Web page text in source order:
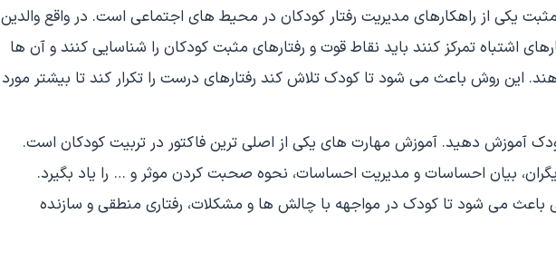
یکی از راهکارهای مدیریت رفتار کودکان در محیط های اجتماعی است. در واقع والدین
اشتباه تمرکز کنند باید نقاط قوت و رفتارهای مثبت کودکان را شناسایی کنند و آن ها
این روش باعث می شود تا کودک تلاش کند رفتارهای درست را تکرار کند تا بیشتر مورد
آموزش دهید. آموزش مهارت های یکی از اصلی ترین فاکتور در تربیت کودکان است.
بیان احساسات و مدیریت احساسات، نحوه صحبت کردن موثر و … را یاد بگیرد.
باعث می شود تا کودک در مواجهه با چالش ها و مشکلات، رفتاری منطقی و سازنده